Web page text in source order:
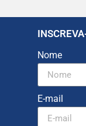
Nome
E-mail